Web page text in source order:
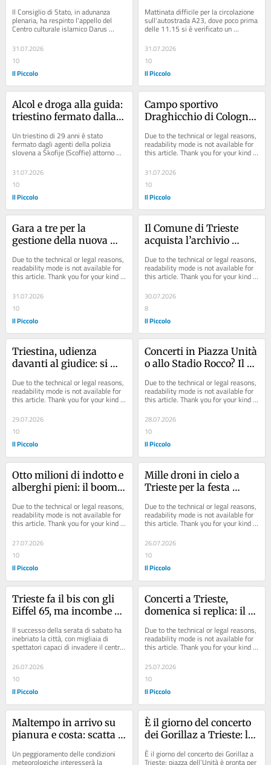
centro islamico Darus
contro il Comune di
Il Consiglio di Stato, in adunanza
plenaria, ha respinto l'appello del
Centro culturale islamico Darus
31.07.2026
10
Il Piccolo
tilt verso Udine Sud
Mattinata difficile per la circolazione
sull'autostrada A23, dove poco prima
delle 11.15 si è verificato un
31.07.2026
10
Il Piccolo
Alcol e droga alla guida:
triestino fermato dalla
Un triestino di 29 anni è stato
fermato dagli agenti della polizia
slovena a Škofije (Scoffie) attorno
all’1.20 del mattino: sottoposto...
31.07.2026
10
Il Piccolo
Campo sportivo
Draghicchio di Cologna
anni
Due to the technical or legal reasons,
readability mode is not available for
this article. Thank you for your kind
31.07.2026
10
Il Piccolo
Gara a tre per la
gestione della nuova
Barcola
Due to the technical or legal reasons,
readability mode is not available for
this article. Thank you for your kind
31.07.2026
10
Il Piccolo
Il Comune di Trieste
acquista l’archivio
mostra al museo
Sartorio
Due to the technical or legal reasons,
readability mode is not available for
this article. Thank you for your kind
30.07.2026
8
Il Piccolo
Triestina, udienza
davanti al giudice: si
sulle misure protettive
Due to the technical or legal reasons,
readability mode is not available for
this article. Thank you for your kind
29.07.2026
10
Il Piccolo
Concerti in Piazza Unità
o allo Stadio Rocco? Il
locali e vocazione
turistica
Due to the technical or legal reasons,
readability mode is not available for
this article. Thank you for your kind
28.07.2026
10
Il Piccolo
Otto milioni di indotto e
alberghi pieni: il boom
Unità a Trieste
Due to the technical or legal reasons,
readability mode is not available for
this article. Thank you for your kind
27.07.2026
10
Il Piccolo
Mille droni in cielo a
Trieste per la festa
Due to the technical or legal reasons,
readability mode is not available for
this article. Thank you for your kind
26.07.2026
10
Il Piccolo
Trieste fa il bis con gli
Eiffel 65, ma incombe
Il successo della serata di sabato ha
inebriato la città, con migliaia di
spettatori capaci di invadere il centro
già dal mattino, in attesa del...
26.07.2026
10
Il Piccolo
Concerti a Trieste,
domenica si replica: il
Eiffel 65
Due to the technical or legal reasons,
readability mode is not available for
this article. Thank you for your kind
25.07.2026
10
Il Piccolo
Maltempo in arrivo su
pianura e costa: scatta
rovesci intensi e
Un peggioramento delle condizioni
È il giorno del concerto
dei Gorillaz a Trieste: le
Rive chiuse dalle 13, i
varchi aprono alle 17
È il giorno del concerto dei Gorillaz a